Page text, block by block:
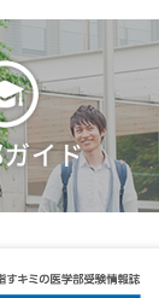
イド